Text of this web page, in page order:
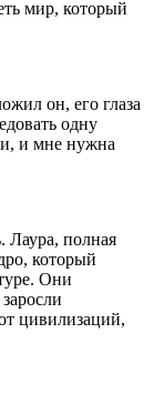
мир, который
он, его глаза
одну
и мне нужна
Лаура, полная
который
Они
цивилизаций,